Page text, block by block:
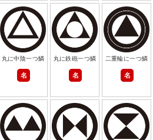
丸に中陰一つ鱗
名
丸に鉄砲一つ鱗
名
二重輪に一つ鱗
名